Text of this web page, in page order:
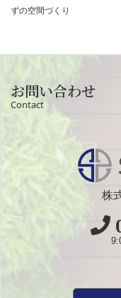
ずの空間づくり
お問い合わせ
Contact
株